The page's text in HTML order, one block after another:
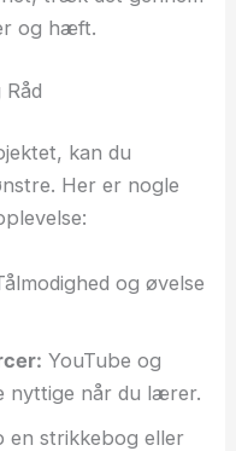
og hæft.
kan du
Her er nogle
og øvelse
YouTube og
nyttige når du lærer.
en strikkebog eller